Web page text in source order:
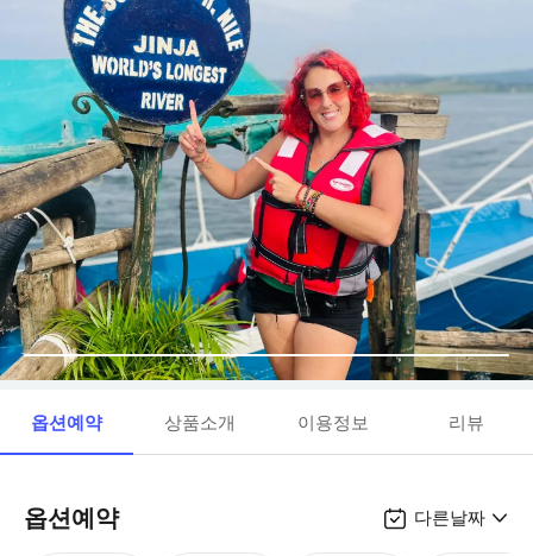
옵션예약 상품소개 이용정보 리뷰
옵션예약 다른날짜